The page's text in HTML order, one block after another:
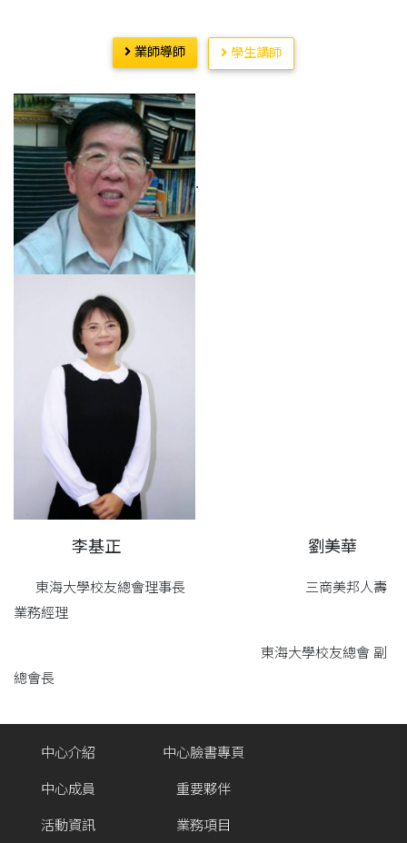
業師導師 學生講師
李基正 劉美華
東海大學校友總會理事長 三商美邦人壽
業務經理
東海大學校友總會 副
總會長
中心介紹
中心成員
活動資訊
中心臉書專頁
重要夥伴
業務項目